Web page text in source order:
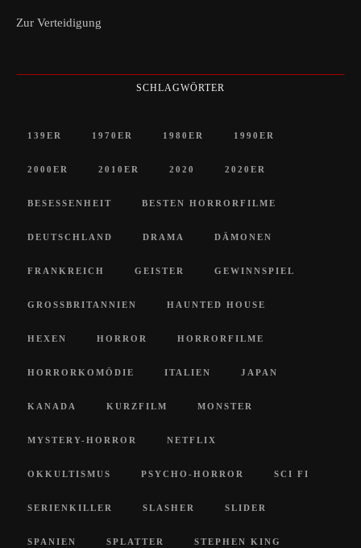
Zur Verteidigung
SCHLAGWÖRTER
139ER 1970ER 1980ER 1990ER
2000ER 2010ER 2020 2020ER
BESESSENHEIT BESTEN HORRORFILME
DEUTSCHLAND DRAMA DÄMONEN
FRANKREICH GEISTER GEWINNSPIEL
GROSSBRITANNIEN HAUNTED HOUSE
HEXEN HORROR HORRORFILME
HORRORKOMÖDIE ITALIEN JAPAN
KANADA KURZFILM MONSTER
MYSTERY-HORROR NETFLIX
OKKULTISMUS PSYCHO-HORROR SCI FI
SERIENKILLER SLASHER SLIDER
SPANIEN SPLATTER STEPHEN KING